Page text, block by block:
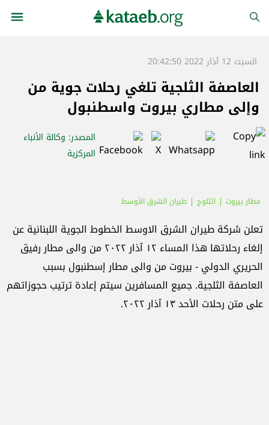
السبت 12 آذار 2022 20:42:50
العاصفة الثلجية تلغي رحلات جوية من
وإلى مطاري بيروت واسطنبول
المصدر: وكالة الأنباء
المركزية
مطار بيروت الثلوج طيران الشرق الأوسط
تعلن شركة طيران الشرق الاوسط الخطوط الجوية اللبنانية عن
إلغاء رحلاتها هذا المساء ١٢ آذار ٢٠٢٢ من والى مطار رفيق
الحريري الدولي - بيروت من والى مطار إسطنبول بسبب
العاصفة الثلجية. جميع المسافرين سيتم إعادة ترتيب حجوزاتهم
على متن رحلات الأحد ١٣ آذار ٢٠٢٢.